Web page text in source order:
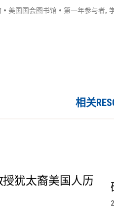
• 美国国会图书馆 • 第一年参与者,
相关
犹太裔美国人历